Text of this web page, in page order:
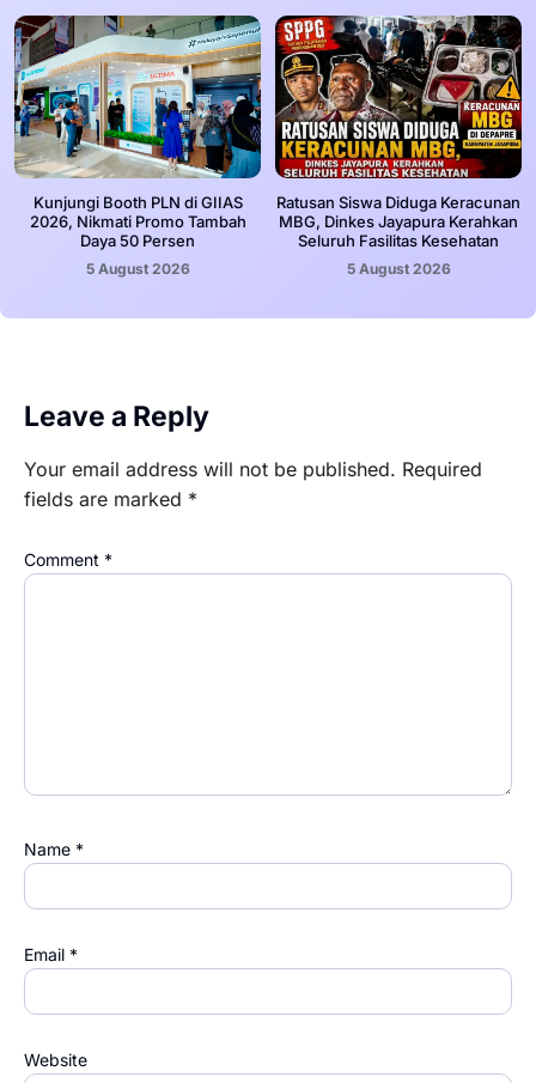
Kunjungi Booth PLN di GIIAS
2026, Nikmati Promo Tambah
Daya 50 Persen
5 August 2026
Ratusan Siswa Diduga Keracunan
MBG, Dinkes Jayapura Kerahkan
Seluruh Fasilitas Kesehatan
5 August 2026
Leave a Reply
Your email address will not be published. Required
fields are marked *
Comment *
Name *
Email *
Website